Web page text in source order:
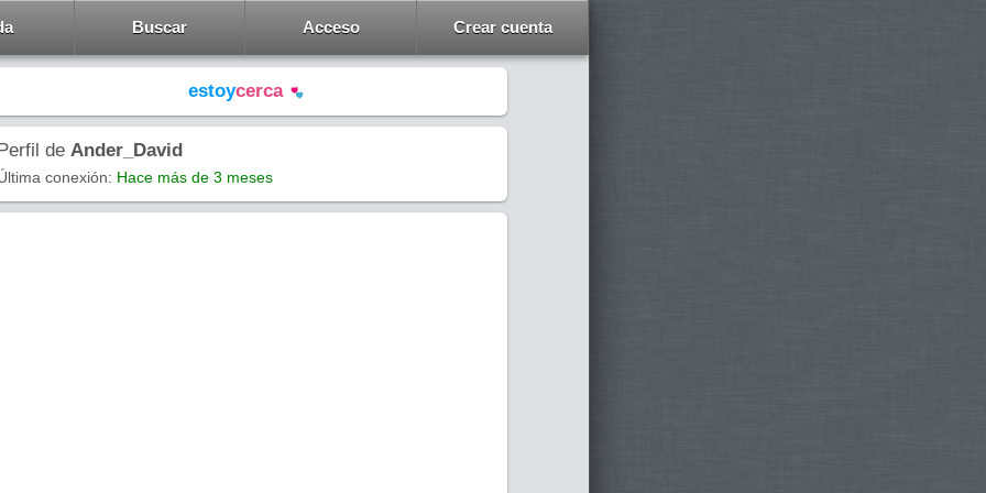
Buscar Acceso Crear cuenta
estoycerca
de Ander_David
conexión: Hace más de 3 meses